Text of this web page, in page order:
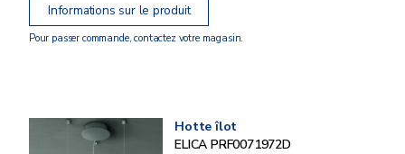
Informations sur le produit
Pour passer commande, contactez votre magasin.
Hotte îlot
ELICA PRF0071972D